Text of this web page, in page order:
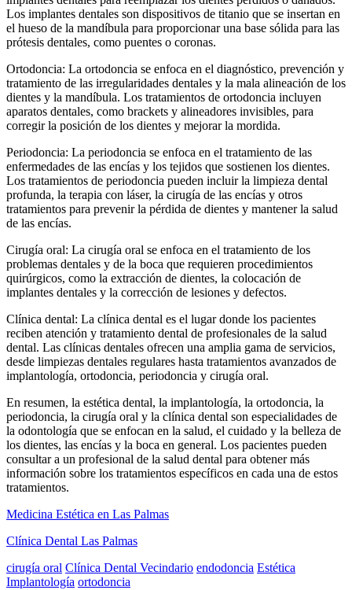
Los implantes dentales son dispositivos de titanio que se insertan en
el hueso de la mandíbula para proporcionar una base sólida para las
prótesis dentales, como puentes o coronas.
Ortodoncia: La ortodoncia se enfoca en el diagnóstico, prevención y
tratamiento de las irregularidades dentales y la mala alineación de los
dientes y la mandíbula. Los tratamientos de ortodoncia incluyen
aparatos dentales, como brackets y alineadores invisibles, para
corregir la posición de los dientes y mejorar la mordida.
Periodoncia: La periodoncia se enfoca en el tratamiento de las
enfermedades de las encías y los tejidos que sostienen los dientes.
Los tratamientos de periodoncia pueden incluir la limpieza dental
profunda, la terapia con láser, la cirugía de las encías y otros
tratamientos para prevenir la pérdida de dientes y mantener la salud
de las encías.
Cirugía oral: La cirugía oral se enfoca en el tratamiento de los
problemas dentales y de la boca que requieren procedimientos
quirúrgicos, como la extracción de dientes, la colocación de
implantes dentales y la corrección de lesiones y defectos.
Clínica dental: La clínica dental es el lugar donde los pacientes
reciben atención y tratamiento dental de profesionales de la salud
dental. Las clínicas dentales ofrecen una amplia gama de servicios,
desde limpiezas dentales regulares hasta tratamientos avanzados de
implantología, ortodoncia, periodoncia y cirugía oral.
En resumen, la estética dental, la implantología, la ortodoncia, la
periodoncia, la cirugía oral y la clínica dental son especialidades de
la odontología que se enfocan en la salud, el cuidado y la belleza de
los dientes, las encías y la boca en general. Los pacientes pueden
consultar a un profesional de la salud dental para obtener más
información sobre los tratamientos específicos en cada una de estos
tratamientos.
Medicina Estética en Las Palmas
Clínica Dental Las Palmas
cirugía oral Clínica Dental Vecindario endodoncia Estética
Implantología ortodoncia